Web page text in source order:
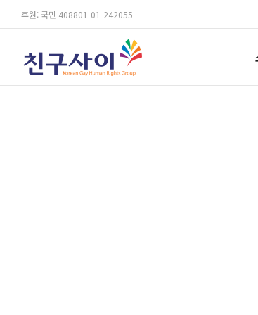
후원: 국민 408801-01-242055